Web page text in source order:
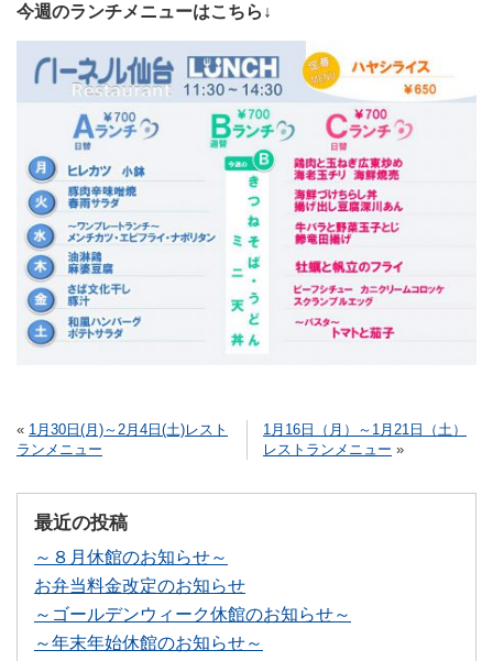
今週のランチメニューはこちら↓
« 1月30日(月)～2月4日(土)レスト
ランメニュー
1月16日（月）～1月21日（土）
レストランメニュー »
最近の投稿
～８月休館のお知らせ～
お弁当料金改定のお知らせ
～ゴールデンウィーク休館のお知らせ～
～年末年始休館のお知らせ～